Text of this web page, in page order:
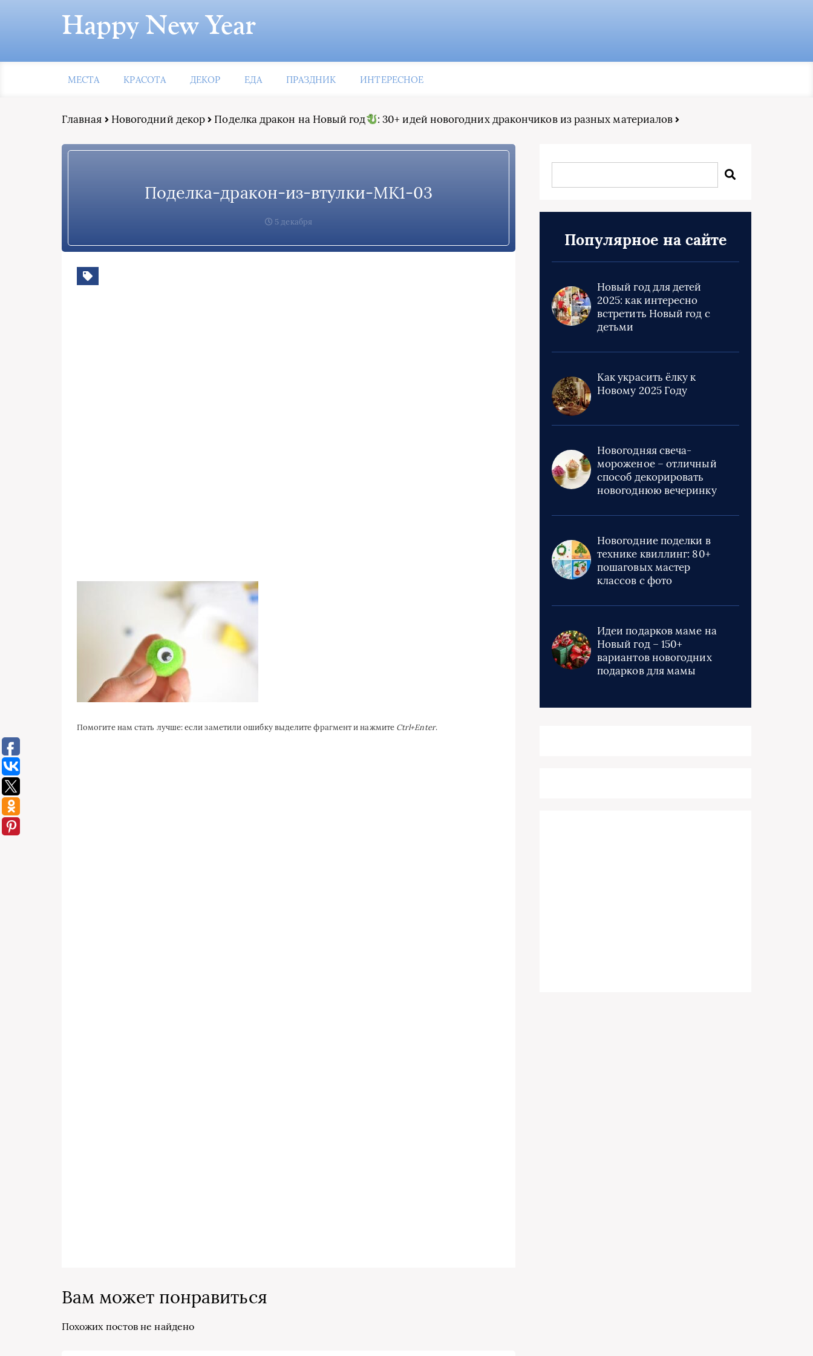
Happy New Year
МЕСТА КРАСОТА ДЕКОР ЕДА ПРАЗДНИК ИНТЕРЕСНОЕ
Главная Новогодний декор Поделка дракон на Новый год : 30+ идей новогодних дракончиков из разных материалов
Поделка-дракон-из-втулки-МК1-03
5 декабря
Помогите нам стать лучше: если заметили ошибку выделите фрагмент и нажмите Ctrl+Enter.
Вам может понравиться
Похожих постов не найдено
Популярное на сайте
Новый год для детей
2025: как интересно
встретить Новый год с
детьми
Как украсить ёлку к
Новому 2025 Году
Новогодняя свеча-
мороженое – отличный
способ декорировать
новогоднюю вечеринку
Новогодние поделки в
технике квиллинг: 80+
пошаговых мастер
классов с фото
Идеи подарков маме на
Новый год – 150+
вариантов новогодних
подарков для мамы